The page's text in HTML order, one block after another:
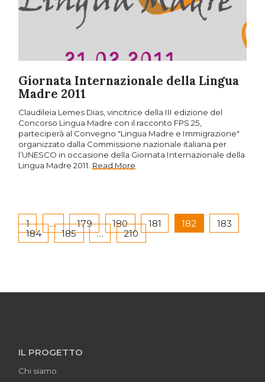
Giornata Internazionale della Lingua
Madre 2011
Claudileia Lemes Dias, vincitrice della III edizione del
Concorso Lingua Madre con il racconto FPS 25,
parteciperà al Convegno "Lingua Madre e Immigrazione"
organizzato dalla Commissione nazionale italiana per
l’UNESCO in occasione della Giornata Internazionale della
Lingua Madre 2011. Read More
1 … 179 180 181 182
183
184
185 … 210
IL PROGETTO
Chi siamo